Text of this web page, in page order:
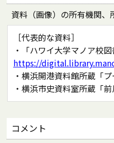
資料（画像）の所有機関、
［代表的な資料］
・「ハワイ大学マノア校
https://
・横浜開港資料館所蔵「
・横浜市史資料室所蔵「
コメント